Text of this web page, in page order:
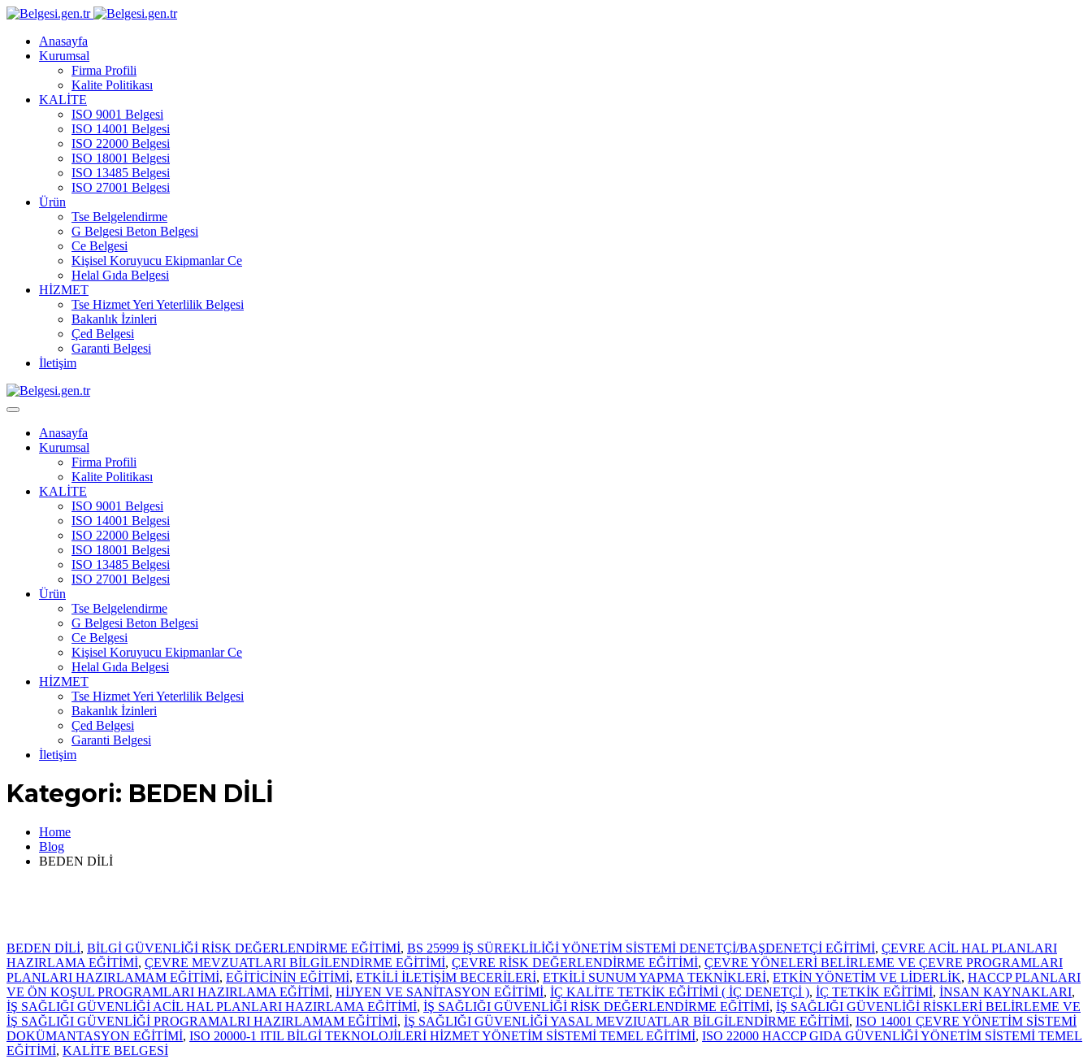
Anasayfa
Kurumsal
Firma Profili
Kalite Politikası
KALİTE
ISO 9001 Belgesi
ISO 14001 Belgesi
ISO 22000 Belgesi
ISO 18001 Belgesi
ISO 13485 Belgesi
ISO 27001 Belgesi
Ürün
Tse Belgelendirme
G Belgesi Beton Belgesi
Ce Belgesi
Kişisel Koruyucu Ekipmanlar Ce
Helal Gıda Belgesi
HİZMET
Tse Hizmet Yeri Yeterlilik Belgesi
Bakanlık İzinleri
Çed Belgesi
Garanti Belgesi
İletişim
Anasayfa
Kurumsal
Firma Profili
Kalite Politikası
KALİTE
ISO 9001 Belgesi
ISO 14001 Belgesi
ISO 22000 Belgesi
ISO 18001 Belgesi
ISO 13485 Belgesi
ISO 27001 Belgesi
Ürün
Tse Belgelendirme
G Belgesi Beton Belgesi
Ce Belgesi
Kişisel Koruyucu Ekipmanlar Ce
Helal Gıda Belgesi
HİZMET
Tse Hizmet Yeri Yeterlilik Belgesi
Bakanlık İzinleri
Çed Belgesi
Garanti Belgesi
İletişim
Kategori: BEDEN DİLİ
Home
Blog
BEDEN DİLİ
BEDEN DİLİ, BİLGİ GÜVENLİĞİ RİSK DEĞERLENDİRME EĞİTİMİ, BS 25999 İŞ SÜREKLİLİĞİ YÖNETİM SİSTEMİ DENETÇİ/BAŞDENETÇİ EĞİTİMİ, ÇEVRE ACİL HAL PLANLARI
HAZIRLAMA EĞİTİMİ, ÇEVRE MEVZUATLARI BİLGİLENDİRME EĞİTİMİ, ÇEVRE RİSK DEĞERLENDİRME EĞİTİMİ, ÇEVRE YÖNELERİ BELİRLEME VE ÇEVRE PROGRAMLARI
PLANLARI HAZIRLAMAM EĞİTİMİ, EĞİTİCİNİN EĞİTİMİ, ETKİLİ İLETİŞİM BECERİLERİ, ETKİLİ SUNUM YAPMA TEKNİKLERİ, ETKİN YÖNETİM VE LİDERLİK, HACCP PLANLARI
VE ÖN KOŞUL PROGRAMLARI HAZIRLAMA EĞİTİMİ, HİJYEN VE SANİTASYON EĞİTİMİ, İÇ KALİTE TETKİK EĞİTİMİ ( İÇ DENETÇİ ), İÇ TETKİK EĞİTİMİ, İNSAN KAYNAKLARI,
İŞ SAĞLIĞI GÜVENLİĞİ ACİL HAL PLANLARI HAZIRLAMA EĞİTİMİ, İŞ SAĞLIĞI GÜVENLİĞİ RİSK DEĞERLENDİRME EĞİTİMİ, İŞ SAĞLIĞI GÜVENLİĞİ RİSKLERİ BELİRLEME VE
İŞ SAĞLIĞI GÜVENLİĞİ PROGRAMALRI HAZIRLAMAM EĞİTİMİ, İŞ SAĞLIĞI GÜVENLİĞİ YASAL MEVZIUATLAR BİLGİLENDİRME EĞİTİMİ, ISO 14001 ÇEVRE YÖNETİM SİSTEMİ
DOKÜMANTASYON EĞİTİMİ, ISO 20000-1 ITIL BİLGİ TEKNOLOJİLERİ HİZMET YÖNETİM SİSTEMİ TEMEL EĞİTİMİ, ISO 22000 HACCP GIDA GÜVENLİĞİ YÖNETİM SİSTEMİ TEMEL
EĞİTİMİ, KALİTE BELGESİ